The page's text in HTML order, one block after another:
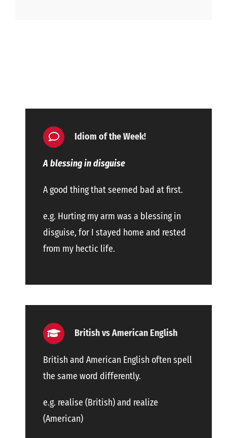
Idiom of the Week!
A blessing in disguise
A good thing that seemed bad at first.
e.g. Hurting my arm was a blessing in
disguise, for I stayed home and rested
from my hectic life.
British vs American English
British and American English often spell
the same word differently.
e.g. realise (British) and realize
(American)